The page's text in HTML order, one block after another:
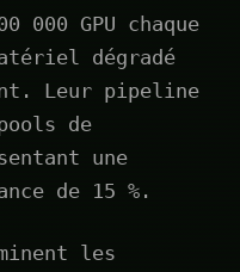
000 GPU chaque
dégradé
Leur pipeline
de
une
de 15 %.
les